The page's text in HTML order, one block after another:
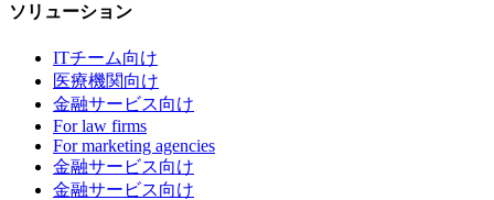
ソリューション
ITチーム向け
医療機関向け
金融サービス向け
For law firms
For marketing agencies
金融サービス向け
金融サービス向け